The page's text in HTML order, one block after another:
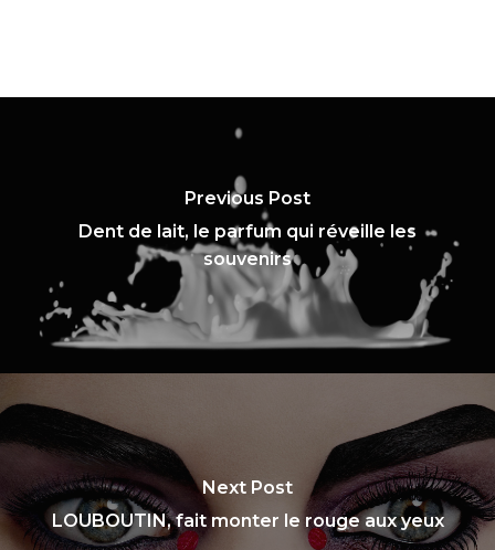
Previous Post
Dent de lait, le parfum qui réveille les
souvenirs
Next Post
LOUBOUTIN, fait monter le rouge aux yeux